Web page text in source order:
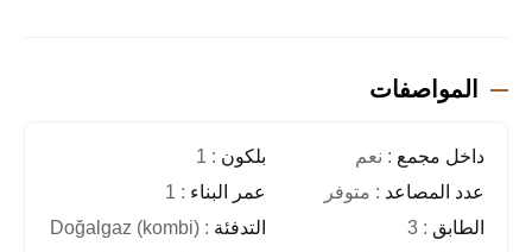
المواصفات
داخل مجمع : نعم بلكون : 1
عدد المصاعد : متوفر عمر البناء : 1
الطابق : 3 التدفئة : Doğalgaz (kombi)